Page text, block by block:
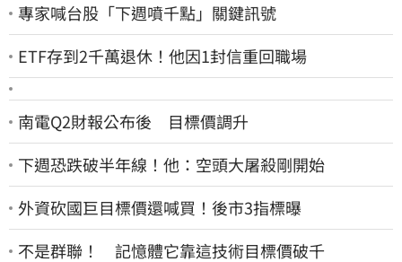
專家喊台股「下週噴千點」關鍵訊號
ETF存到2千萬退休！他因1封信重回職場
南電Q2財報公布後 目標價調升
下週恐跌破半年線！他：空頭大屠殺剛開始
外資砍國巨目標價還喊買！後市3指標曝
不是群聯！ 記憶體它靠這技術目標價破千